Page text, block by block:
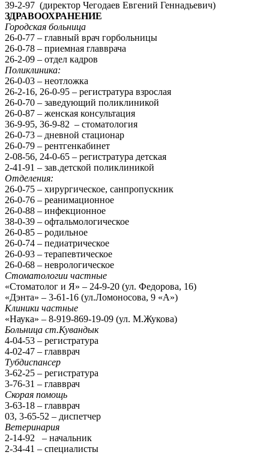
39-2-97 (директор Чегодаев Евгений Геннадьевич)
ЗДРАВООХРАНЕНИЕ
Городская больница
26-0-77 – главный врач горбольницы
26-0-78 – приемная главврача
26-2-09 – отдел кадров
Поликлиника:
26-0-03 – неотложка
26-2-16, 26-0-95 – регистратура взрослая
26-0-70 – заведующий поликлиникой
26-0-87 – женская консультация
36-9-95, 36-9-82 – стоматология
26-0-73 – дневной стационар
26-0-79 – рентгенкабинет
2-08-56, 24-0-65 – регистратура детская
2-41-91 – зав.детской поликлиникой
Отделения:
26-0-75 – хирургическое, санпропускник
26-0-76 – реанимационное
26-0-88 – инфекционное
38-0-39 – офтальмологическое
26-0-85 – родильное
26-0-74 – педиатрическое
26-0-93 – терапевтическое
26-0-68 – неврологическое
Стоматологии частные
«Стоматолог и Я» – 24-9-20 (ул. Федорова, 16)
«Дэнта» – 3-61-16 (ул.Ломоносова, 9 «А»)
Клиники частные
«Наука» – 8-919-869-19-09 (ул. М.Жукова)
Больница ст.Кувандык
4-04-53 – регистратура
4-02-47 – главврач
Тубдиспансер
3-62-25 – регистратура
3-76-31 – главврач
Скорая помощь
3-63-18 – главврач
03, 3-65-52 – диспетчер
Ветеринария
2-14-92 – начальник
2-34-41 – специалисты